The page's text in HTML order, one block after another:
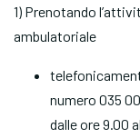
1) Prenotando
ambulatoriale
numero 035
dalle ore 9.00